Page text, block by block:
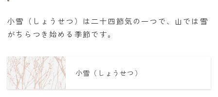
小雪（しょうせつ）は二十四節気の一つで、山では雪
がちらつき始める季節です。
小雪（しょうせつ）